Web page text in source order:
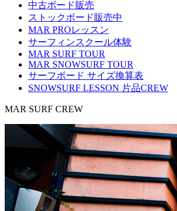
中古ボード販売
ストックボード販売中
MAR PROレッスン
サーフィンスクール体験
MAR SURF TOUR
MAR SNOWSURF TOUR
サーフボード サイズ換算表
SNOWSURF LESSON 片品CREW
MAR SURF CREW